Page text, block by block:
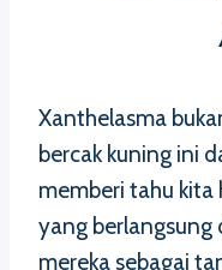
Xanthelasma
bercak kuning ini
memberi tahu kita
yang berlangsung
mereka sebagai